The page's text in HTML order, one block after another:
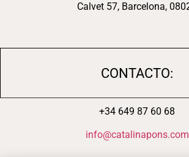
Calvet 57, Barcelona,
CONTACTO:
+34 649 87 60 68
info@catalinapons.com